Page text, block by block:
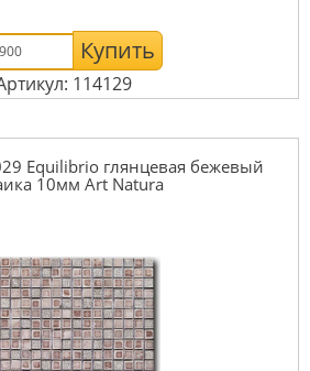
Купить
114129
Equilibrio глянцевая бежевый
10мм Art Natura